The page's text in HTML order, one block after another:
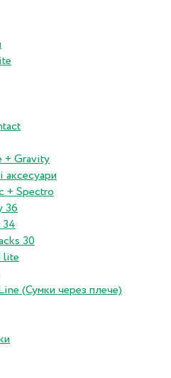
+ Gravity
аксесуари
+ Spectro
36
34
30
lite
(Сумки через плече)